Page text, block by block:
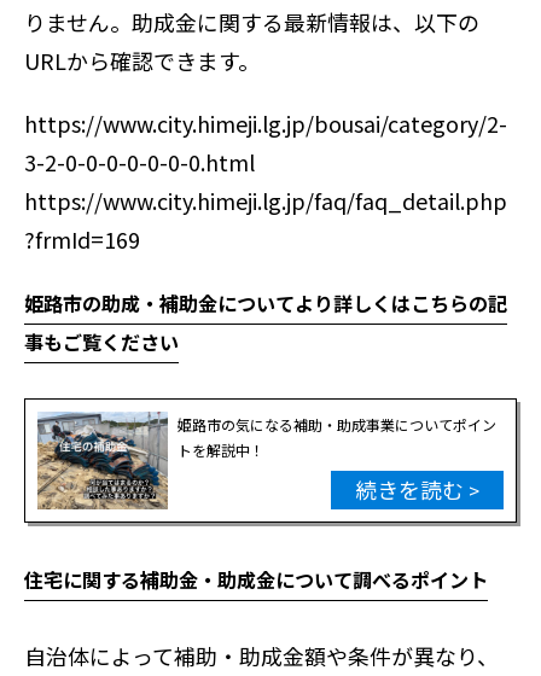
りません。助成金に関する最新情報は、以下の
URLから確認できます。
https://www.city.himeji.lg.jp/bousai/category/2-
3-2-0-0-0-0-0-0-0.html
https://www.city.himeji.lg.jp/faq/faq_detail.php
?frmId=169
姫路市の助成・補助金についてより詳しくはこちらの記
事もご覧ください
姫路市の気になる補助・助成事業についてポイン
トを解説中！
続きを読む
住宅に関する補助金・助成金について調べるポイント
自治体によって補助・助成金額や条件が異なり、